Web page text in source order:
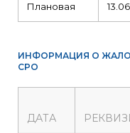
Плановая
ИНФОРМАЦИЯ О
СРО
ДАТА